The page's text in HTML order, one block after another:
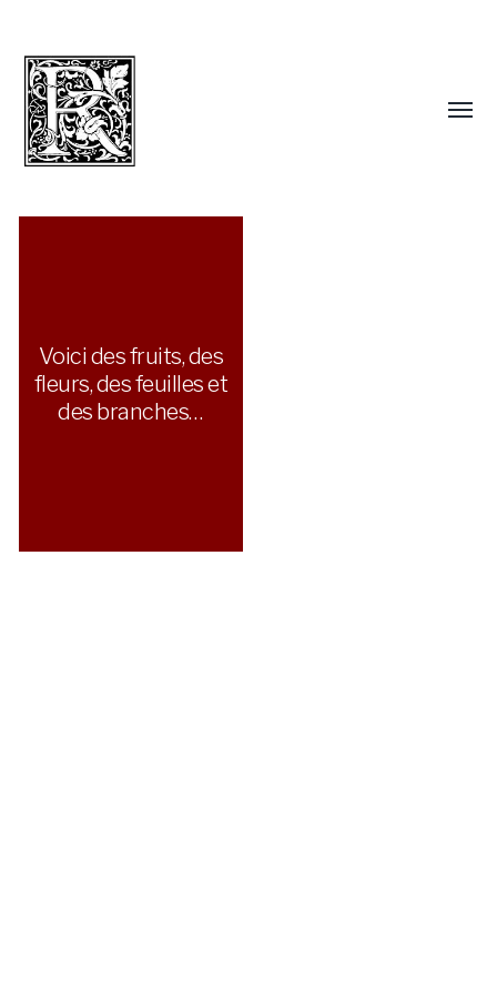
Voici des fruits, des
fleurs, des feuilles et
des branches…